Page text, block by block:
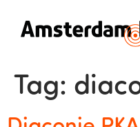
Tag: